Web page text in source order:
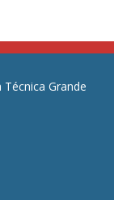
Técnica Grande